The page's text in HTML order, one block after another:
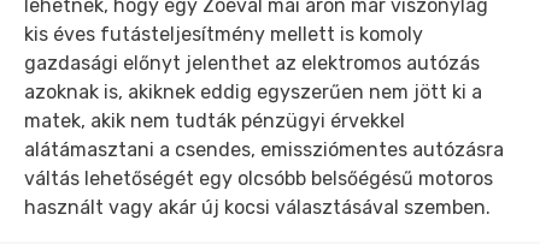
lehetnek, hogy egy Zoéval mai áron már viszonylag
kis éves futásteljesítmény mellett is komoly
gazdasági előnyt jelenthet az elektromos autózás
azoknak is, akiknek eddig egyszerűen nem jött ki a
matek, akik nem tudták pénzügyi érvekkel
alátámasztani a csendes, emissziómentes autózásra
váltás lehetőségét egy olcsóbb belsőégésű motoros
használt vagy akár új kocsi választásával szemben.